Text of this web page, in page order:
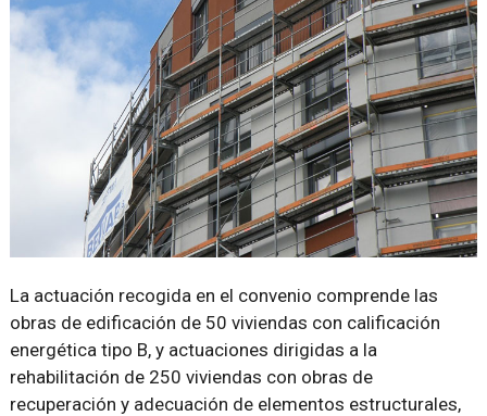
La actuación recogida en el convenio comprende las
obras de edificación de 50 viviendas con calificación
energética tipo B, y actuaciones dirigidas a la
rehabilitación de 250 viviendas con obras de
recuperación y adecuación de elementos estructurales,